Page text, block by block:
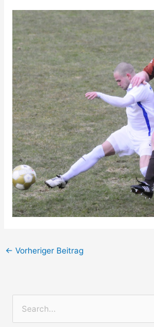
← Vorheriger Beitrag